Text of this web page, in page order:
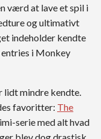
værd at lave et spil i
og ultimativt
indeholder kendte
entries i Monkey
lidt mindre kendte.
favoritter: The
serie med alt hvad
blev dog drastisk